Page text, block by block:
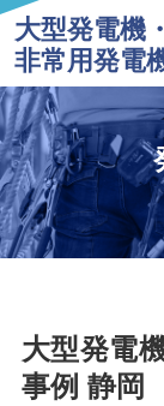
大型発電機・
非常用発電
大型発電
事例 静岡